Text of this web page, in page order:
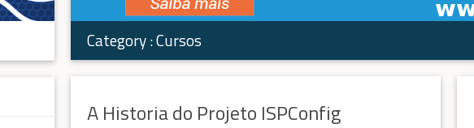
Category :Cursos
A Historia do Projeto ISPConfig